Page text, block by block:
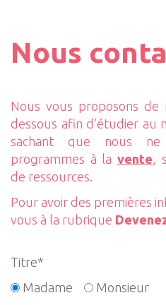
Nous
Nous vous proposons
dessous afin d’étudier au
sachant que nous
programmes à la vente,
de ressources.
Pour avoir des premières
vous à la rubrique
Titre*
Madame
Monsieur